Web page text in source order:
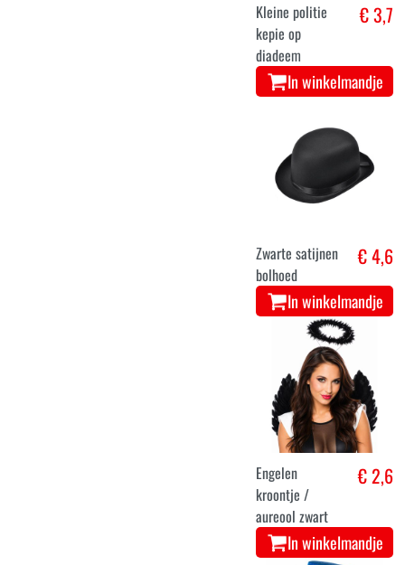
Kleine politie
kepie op
diadeem
€ 3,7
In winkelmandje
Zwarte satijnen
bolhoed
€ 4,6
In winkelmandje
Engelen
kroontje /
aureool zwart
€ 2,6
In winkelmandje